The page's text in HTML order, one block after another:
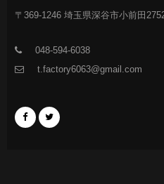
〒369-1246 埼玉県深谷市小前田
048-594-6038
t.factory6063@gmail.com